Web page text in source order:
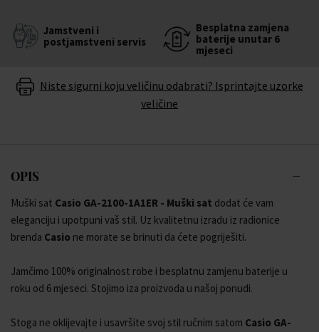
Jamstveni i
postjamstveni servis
Besplatna zamjena
baterije unutar 6
mjeseci
Niste sigurni koju veličinu odabrati? Isprintajte uzorke
veličine
OPIS
Muški sat Casio GA-2100-1A1ER - Muški sat dodat će vam
eleganciju i upotpuni vaš stil. Uz kvalitetnu izradu iz radionice
brenda Casio ne morate se brinuti da ćete pogriješiti.
Jamčimo 100% originalnost robe i besplatnu zamjenu baterije u
roku od 6 mjeseci. Stojimo iza proizvoda u našoj ponudi.
Stoga ne oklijevajte i usavršite svoj stil ručnim satom Casio GA-